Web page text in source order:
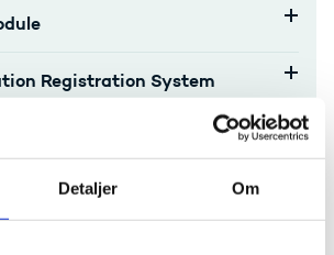
Detaljer Om
Registration System
projekt